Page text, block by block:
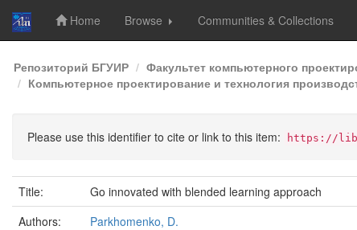
Skip
navigation
Home Browse Communities & Collections
Репозиторий БГУИР Факультет компьютерного
Компьютерное проектирование и технология
Please use this identifier to cite or link to this item: https://
Title:
Go innovated with blended learning approach
Authors:
Parkhomenko, D.